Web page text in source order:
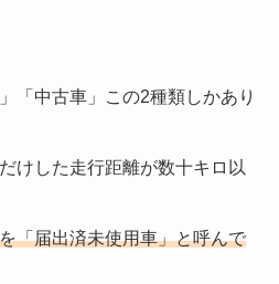
「中古車」この2種類しかあり
けした走行距離が数十キロ以
「届出済未使用車」と呼んで